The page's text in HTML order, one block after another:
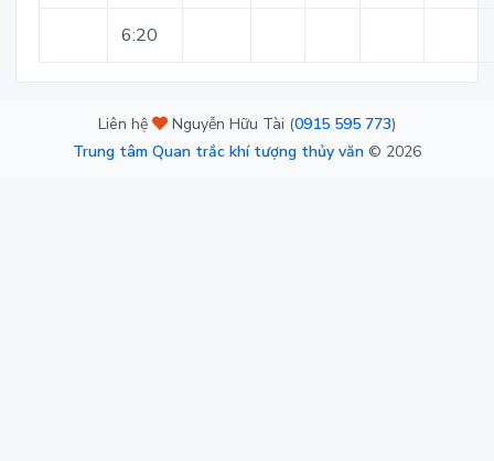
6:20
Liên hệ Nguyễn Hữu Tài (0915 595 773)
Trung tâm Quan trắc khí tượng thủy văn © 2026